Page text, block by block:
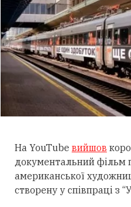
На YouTube вийшов
документальний фільм
американської
створену у співпраці з